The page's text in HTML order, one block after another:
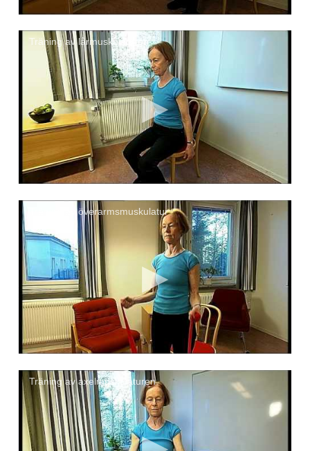
Träning av lårmuskulaturen
Träning av överarmsmuskulatur
Träning av axelmuskulaturen